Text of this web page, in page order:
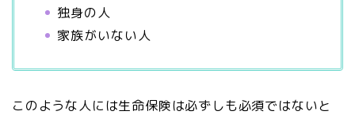
独身の人
家族がいない人
このような人には生命保険は必ずしも必須ではないと